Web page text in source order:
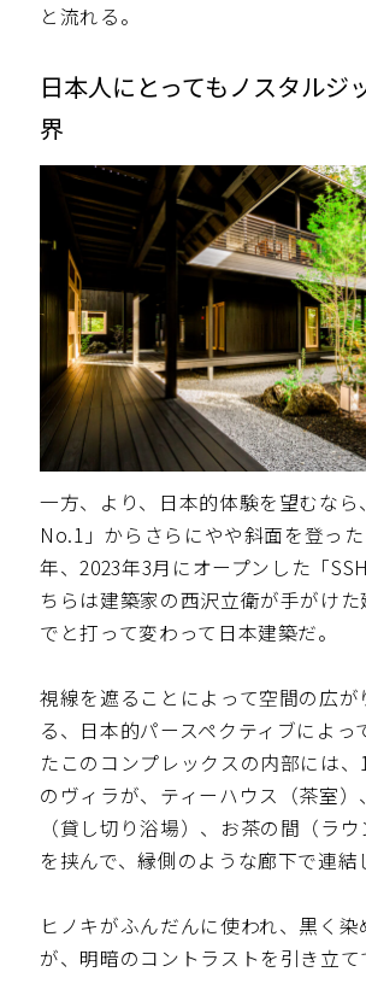
と流れる。
日本人にとってもノスタルジ
界
一方、より、日本的体験を望むなら
No.1」からさらにやや斜面を登っ
年、2023年3月にオープンした「
ちらは建築家の西沢立衛が手がけた
でと打って変わって日本建築だ。
視線を遮ることによって空間の広が
る、日本的パースペクティブによっ
たこのコンプレックスの内部には、
のヴィラが、ティーハウス（茶室）
（貸し切り浴場）、お茶の間（ラ
を挟んで、縁側のような廊下で連結
ヒノキがふんだんに使われ、黒く染
が、明暗のコントラストを引き立て